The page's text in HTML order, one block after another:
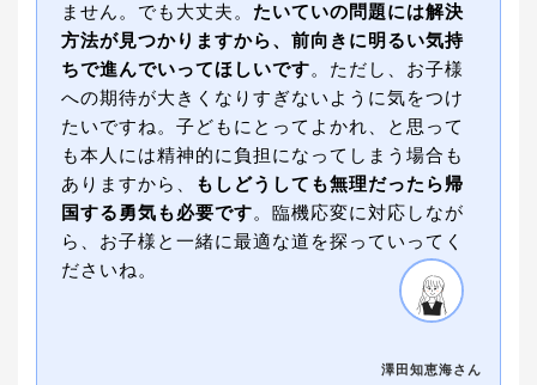
ません。でも大丈夫。 たいていの問題には解決
方法が見つかりますから、前向きに明るい気持
ちで進んでいってほしいです。ただし、お子様
への期待が大きくなりすぎないように気をつけ
たいですね。子どもにとってよかれ、と思って
も本人には精神的に負担になってしまう場合も
ありますから、
もしどうしても無理だったら帰
国する勇気も必要です。臨機応変に対応しなが
ら、お子様と一緒に最適な道を探っていってく
ださいね。
澤田知恵海さん